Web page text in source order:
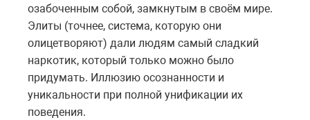
озабоченным собой, замкнутым в своём мире.
Элиты (точнее, система, которую они
олицетворяют) дали людям самый сладкий
наркотик, который только можно было
придумать. Иллюзию осознанности и
уникальности при полной унификации их
поведения.